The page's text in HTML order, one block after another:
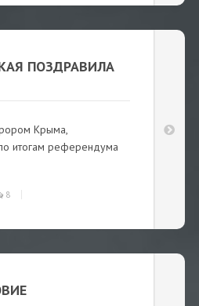
ПОЗДРАВИЛА
Крыма,
итогам референдума
8